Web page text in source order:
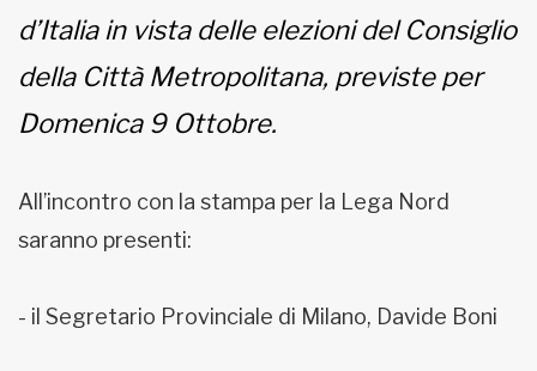
d’Italia in vista delle elezioni del Consiglio
della Città Metropolitana, previste per
Domenica 9 Ottobre.
All’incontro con la stampa per la Lega Nord
saranno presenti:
- il Segretario Provinciale di Milano, Davide Boni